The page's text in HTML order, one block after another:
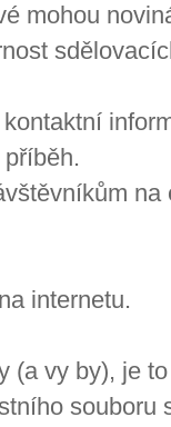
mohou
internetu.
(a vy by), je